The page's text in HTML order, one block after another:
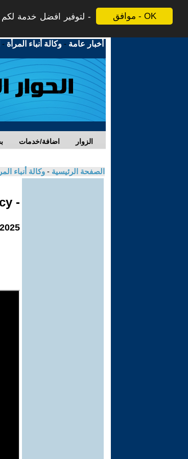
موافق - OK
لتوفير افضل خدمة لكم
أخبار عامة -وكالة أنباء المرأة -
اضافة/خدمات الزوار
الصفحة الرئيسية - وكالة أنباء
- Jinha Agency
2025 / 5 / 23